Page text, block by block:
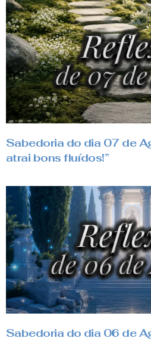
Sabedoria do dia 07 de
atrai bons fluídos!”
Sabedoria do dia 06 de